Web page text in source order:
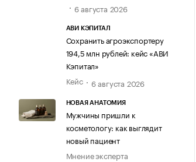
6 августа 2026
АВИ КЭПИТАЛ
Сохранить агроэкспортеру
194,5 млн рублей: кейс «АВИ
Кэпитал»
Кейс
6 августа 2026
НОВАЯ АНАТОМИЯ
Мужчины пришли к
косметологу: как выглядит
новый пациент
Мнение эксперта